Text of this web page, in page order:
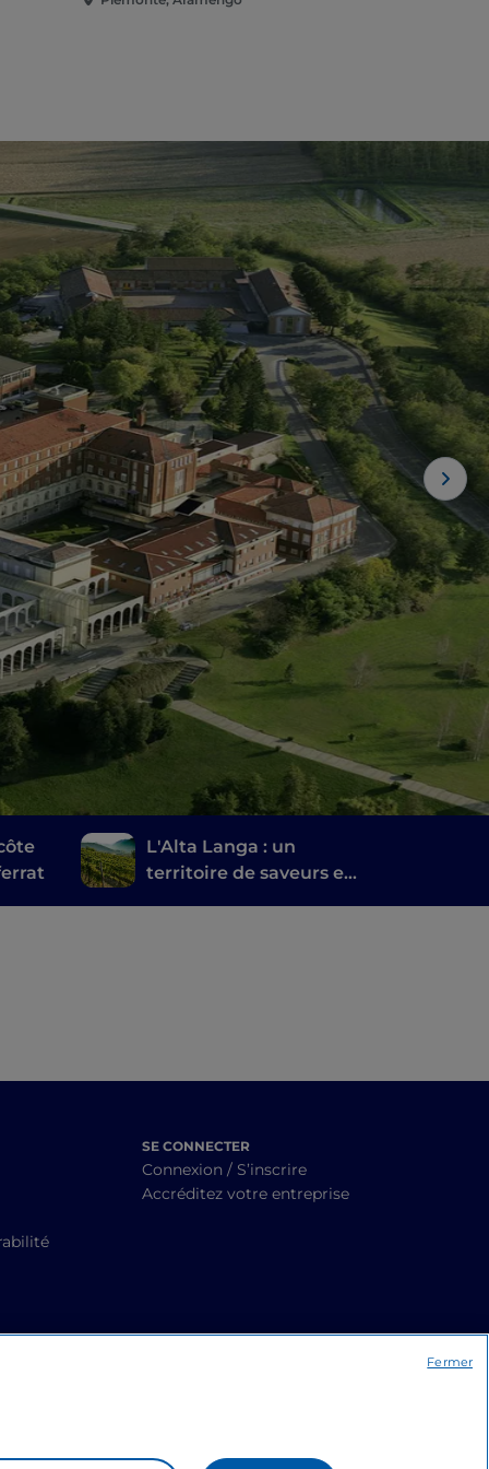
L'Alta Langa : un
territoire de saveurs et
SE CONNECTER
Connexion / S’inscrire
Accréditez votre entreprise
Fermer